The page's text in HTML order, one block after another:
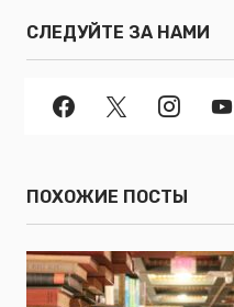
СЛЕДУЙТЕ ЗА НАМИ
ПОХОЖИЕ ПОСТЫ